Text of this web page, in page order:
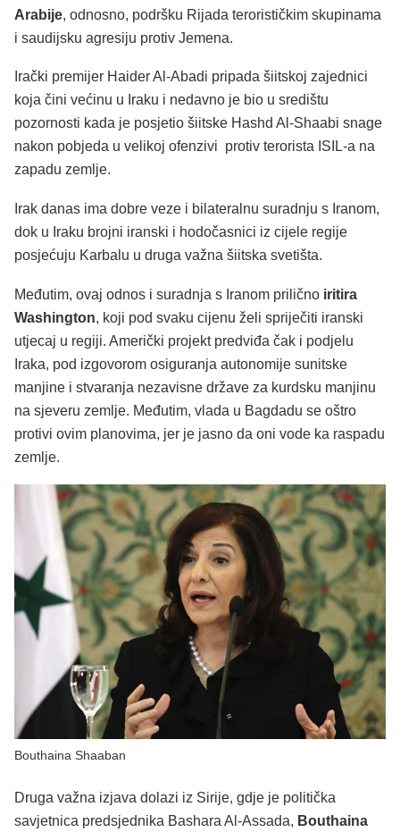
Arabije, odnosno, podršku Rijada terorističkim skupinama
i saudijsku agresiju protiv Jemena.
Irački premijer Haider Al-Abadi pripada šiitskoj zajednici
koja čini većinu u Iraku i nedavno je bio u središtu
pozornosti kada je posjetio šiitske Hashd Al-Shaabi snage
nakon pobjeda u velikoj ofenzivi protiv terorista ISIL-a na
zapadu zemlje.
Irak danas ima dobre veze i bilateralnu suradnju s Iranom,
dok u Iraku brojni iranski i hodočasnici iz cijele regije
posjećuju Karbalu u druga važna šiitska svetišta.
Međutim, ovaj odnos i suradnja s Iranom prilično iritira
Washington, koji pod svaku cijenu želi spriječiti iranski
utjecaj u regiji. Američki projekt predviđa čak i podjelu
Iraka, pod izgovorom osiguranja autonomije sunitske
manjine i stvaranja nezavisne države za kurdsku manjinu
na sjeveru zemlje. Međutim, vlada u Bagdadu se oštro
protivi ovim planovima, jer je jasno da oni vode ka raspadu
zemlje.
Bouthaina Shaaban
Druga važna izjava dolazi iz Sirije, gdje je politička
savjetnica predsjednika Bashara Al-Assada, Bouthaina